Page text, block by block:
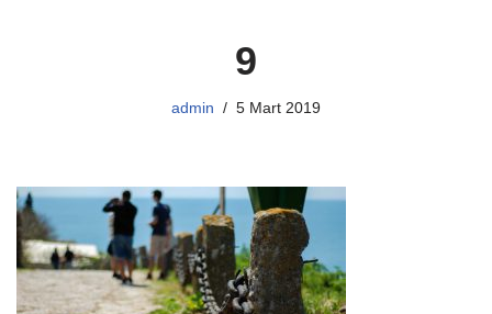
9
admin 5 Mart 2019